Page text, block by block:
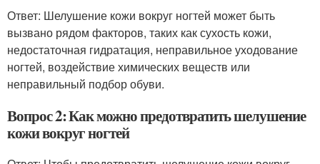
Ответ: Шелушение кожи вокруг ногтей может быть
вызвано рядом факторов, таких как сухость кожи,
недостаточная гидратация, неправильное уходование
ногтей, воздействие химических веществ или
неправильный подбор обуви.
Вопрос 2: Как можно предотвратить шелушение
кожи вокруг ногтей